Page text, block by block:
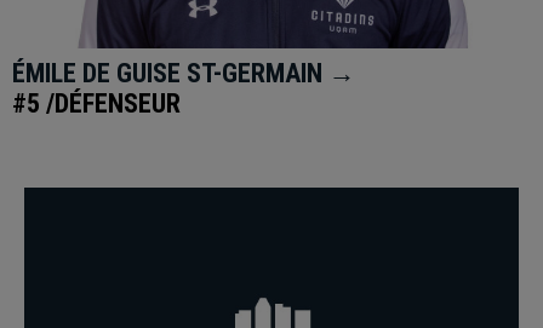
ÉMILE DE GUISE ST-GERMAIN →
#5 /DÉFENSEUR